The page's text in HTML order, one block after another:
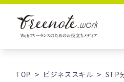
TOP ビジネススキル STP